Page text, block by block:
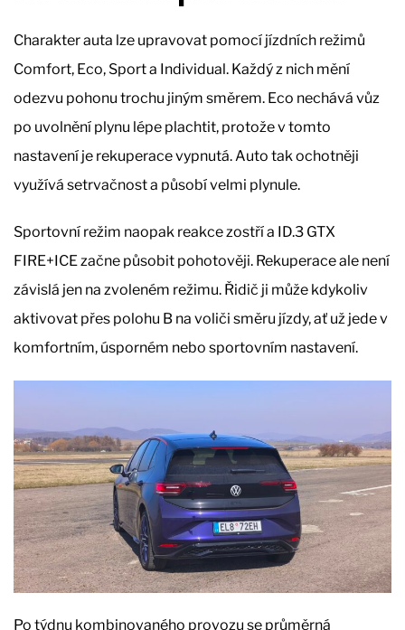
Charakter auta lze upravovat pomocí jízdních režimů
Comfort, Eco, Sport a Individual. Každý z nich mění
odezvu pohonu trochu jiným směrem. Eco nechává vůz
po uvolnění plynu lépe plachtit, protože v tomto
nastavení je rekuperace vypnutá. Auto tak ochotněji
využívá setrvačnost a působí velmi plynule.
Sportovní režim naopak reakce zostří a ID.3 GTX
FIRE+ICE začne působit pohotověji. Rekuperace ale není
závislá jen na zvoleném režimu. Řidič ji může kdykoliv
aktivovat přes polohu B na voliči směru jízdy, ať už jede v
komfortním, úsporném nebo sportovním nastavení.
Po týdnu kombinovaného provozu se průměrná